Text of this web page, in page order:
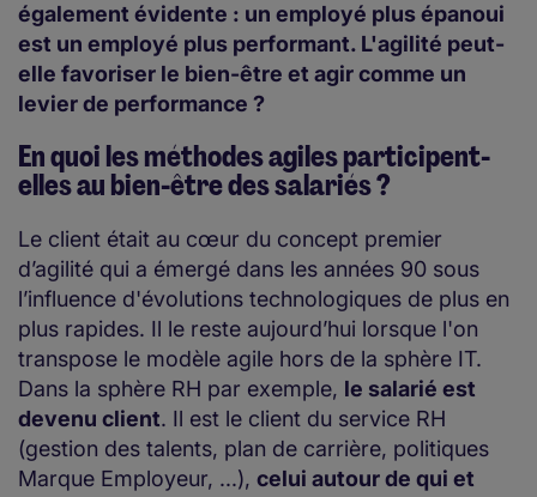
également évidente : un employé plus épanoui
est un employé plus performant. L'agilité peut-
elle favoriser le bien-être et agir comme un
levier de performance ?
En quoi les méthodes agiles participent-
elles au bi​en-être des salariés ?
Le client était au cœur du concept premier
d’agilité qui a émergé dans les années 90 sous
l’influence d'évolutions technologiques de plus en
plus rapides. Il le reste aujourd’hui lorsque l'on
transpose le modèle agile hors de la sphère IT.
Dans la sphère RH par exemple, le salarié est
devenu client. Il est le client du service RH
(gestion des talents, plan de carrière, politiques
Marque Employeur, ...), celui autour de qui et